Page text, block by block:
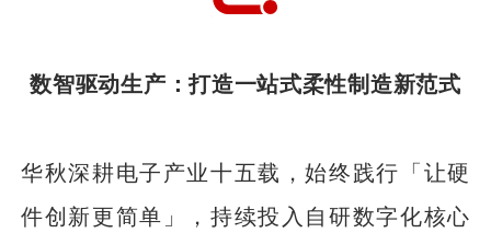
数智驱动生产：打造一站式柔性制造新范式
华秋深耕电子产业十五载，始终践行「让硬
件创新更简单」，持续投入自研数字化核心